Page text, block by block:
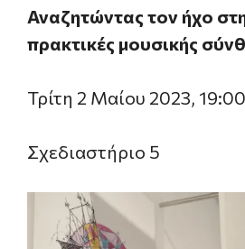
Αναζητώντας τον ήχο
πρακτικές μουσικής
Τρίτη 2 Μαίου 2023, 19:00
Σχεδιαστήριο 5